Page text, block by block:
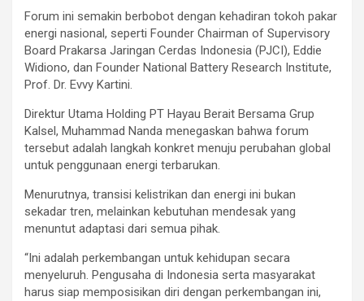
Forum ini semakin berbobot dengan kehadiran tokoh pakar
energi nasional, seperti Founder Chairman of Supervisory
Board Prakarsa Jaringan Cerdas Indonesia (PJCI), Eddie
Widiono, dan Founder National Battery Research Institute,
Prof. Dr. Evvy Kartini.
Direktur Utama Holding PT Hayau Berait Bersama Grup
Kalsel, Muhammad Nanda menegaskan bahwa forum
tersebut adalah langkah konkret menuju perubahan global
untuk penggunaan energi terbarukan.
Menurutnya, transisi kelistrikan dan energi ini bukan
sekadar tren, melainkan kebutuhan mendesak yang
menuntut adaptasi dari semua pihak.
“Ini adalah perkembangan untuk kehidupan secara
menyeluruh. Pengusaha di Indonesia serta masyarakat
harus siap memposisikan diri dengan perkembangan ini,